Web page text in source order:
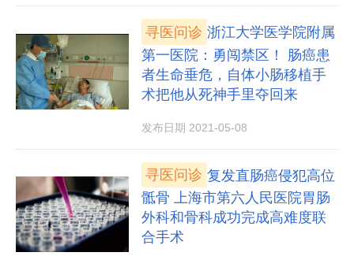
寻医问诊 浙江大学医学院附属
第一医院：勇闯禁区！ 肠癌患
者生命垂危，自体小肠移植手
术把他从死神手里夺回来
发布日期 2021-05-08
寻医问诊 复发直肠癌侵犯高位
骶骨 上海市第六人民医院胃肠
外科和骨科成功完成高难度联
合手术